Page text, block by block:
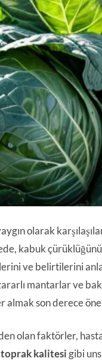
olarak
kabuk
ve belirtilerini
mantarlar ve
almak son derece
olan faktörler,
toprak kalitesigibi